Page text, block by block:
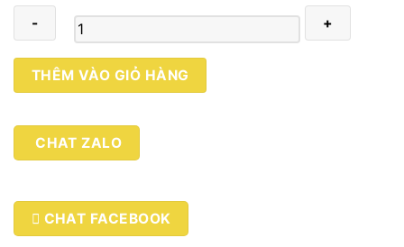
Đoàn
viên
lượng
THÊM VÀO GIỎ HÀNG
CHAT ZALO
CHAT FACEBOOK